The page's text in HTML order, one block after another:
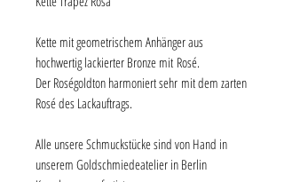
Kette mit geometrischem Anhänger aus
hochwertig lackierter Bronze mit Rosé.
Der Roségoldton harmoniert sehr mit dem zarten
Rosé des Lackauftrags.
Alle unsere Schmuckstücke sind von Hand in
unserem Goldschmiedeatelier in Berlin